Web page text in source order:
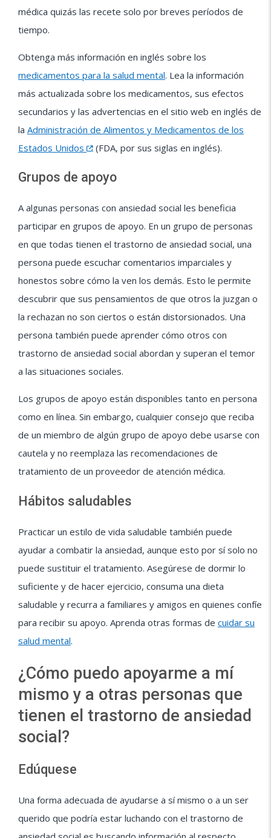
médica quizás las recete solo por breves períodos de
tiempo.
Obtenga más información en inglés sobre los
medicamentos para la salud mental. Lea la información
más actualizada sobre los medicamentos, sus efectos
secundarios y las advertencias en el sitio web en inglés de
la Administración de Alimentos y Medicamentos de los
Estados Unidos
(FDA, por sus siglas en inglés).
Grupos de apoyo
A algunas personas con ansiedad social les beneficia
participar en grupos de apoyo. En un grupo de personas
en que todas tienen el trastorno de ansiedad social, una
persona puede escuchar comentarios imparciales y
honestos sobre cómo la ven los demás. Esto le permite
descubrir que sus pensamientos de que otros la juzgan o
la rechazan no son ciertos o están distorsionados. Una
persona también puede aprender cómo otros con
trastorno de ansiedad social abordan y superan el temor
a las situaciones sociales.
Los grupos de apoyo están disponibles tanto en persona
como en línea. Sin embargo, cualquier consejo que reciba
de un miembro de algún grupo de apoyo debe usarse con
cautela y no reemplaza las recomendaciones de
tratamiento de un proveedor de atención médica.
Hábitos saludables
Practicar un estilo de vida saludable también puede
ayudar a combatir la ansiedad, aunque esto por sí solo no
puede sustituir el tratamiento. Asegúrese de dormir lo
suficiente y de hacer ejercicio, consuma una dieta
saludable y recurra a familiares y amigos en quienes confíe
para recibir su apoyo. Aprenda otras formas de cuidar su
salud mental.
¿Cómo puedo apoyarme a mí
mismo y a otras personas que
tienen el trastorno de ansiedad
social?
Edúquese
Una forma adecuada de ayudarse a sí mismo o a un ser
querido que podría estar luchando con el trastorno de